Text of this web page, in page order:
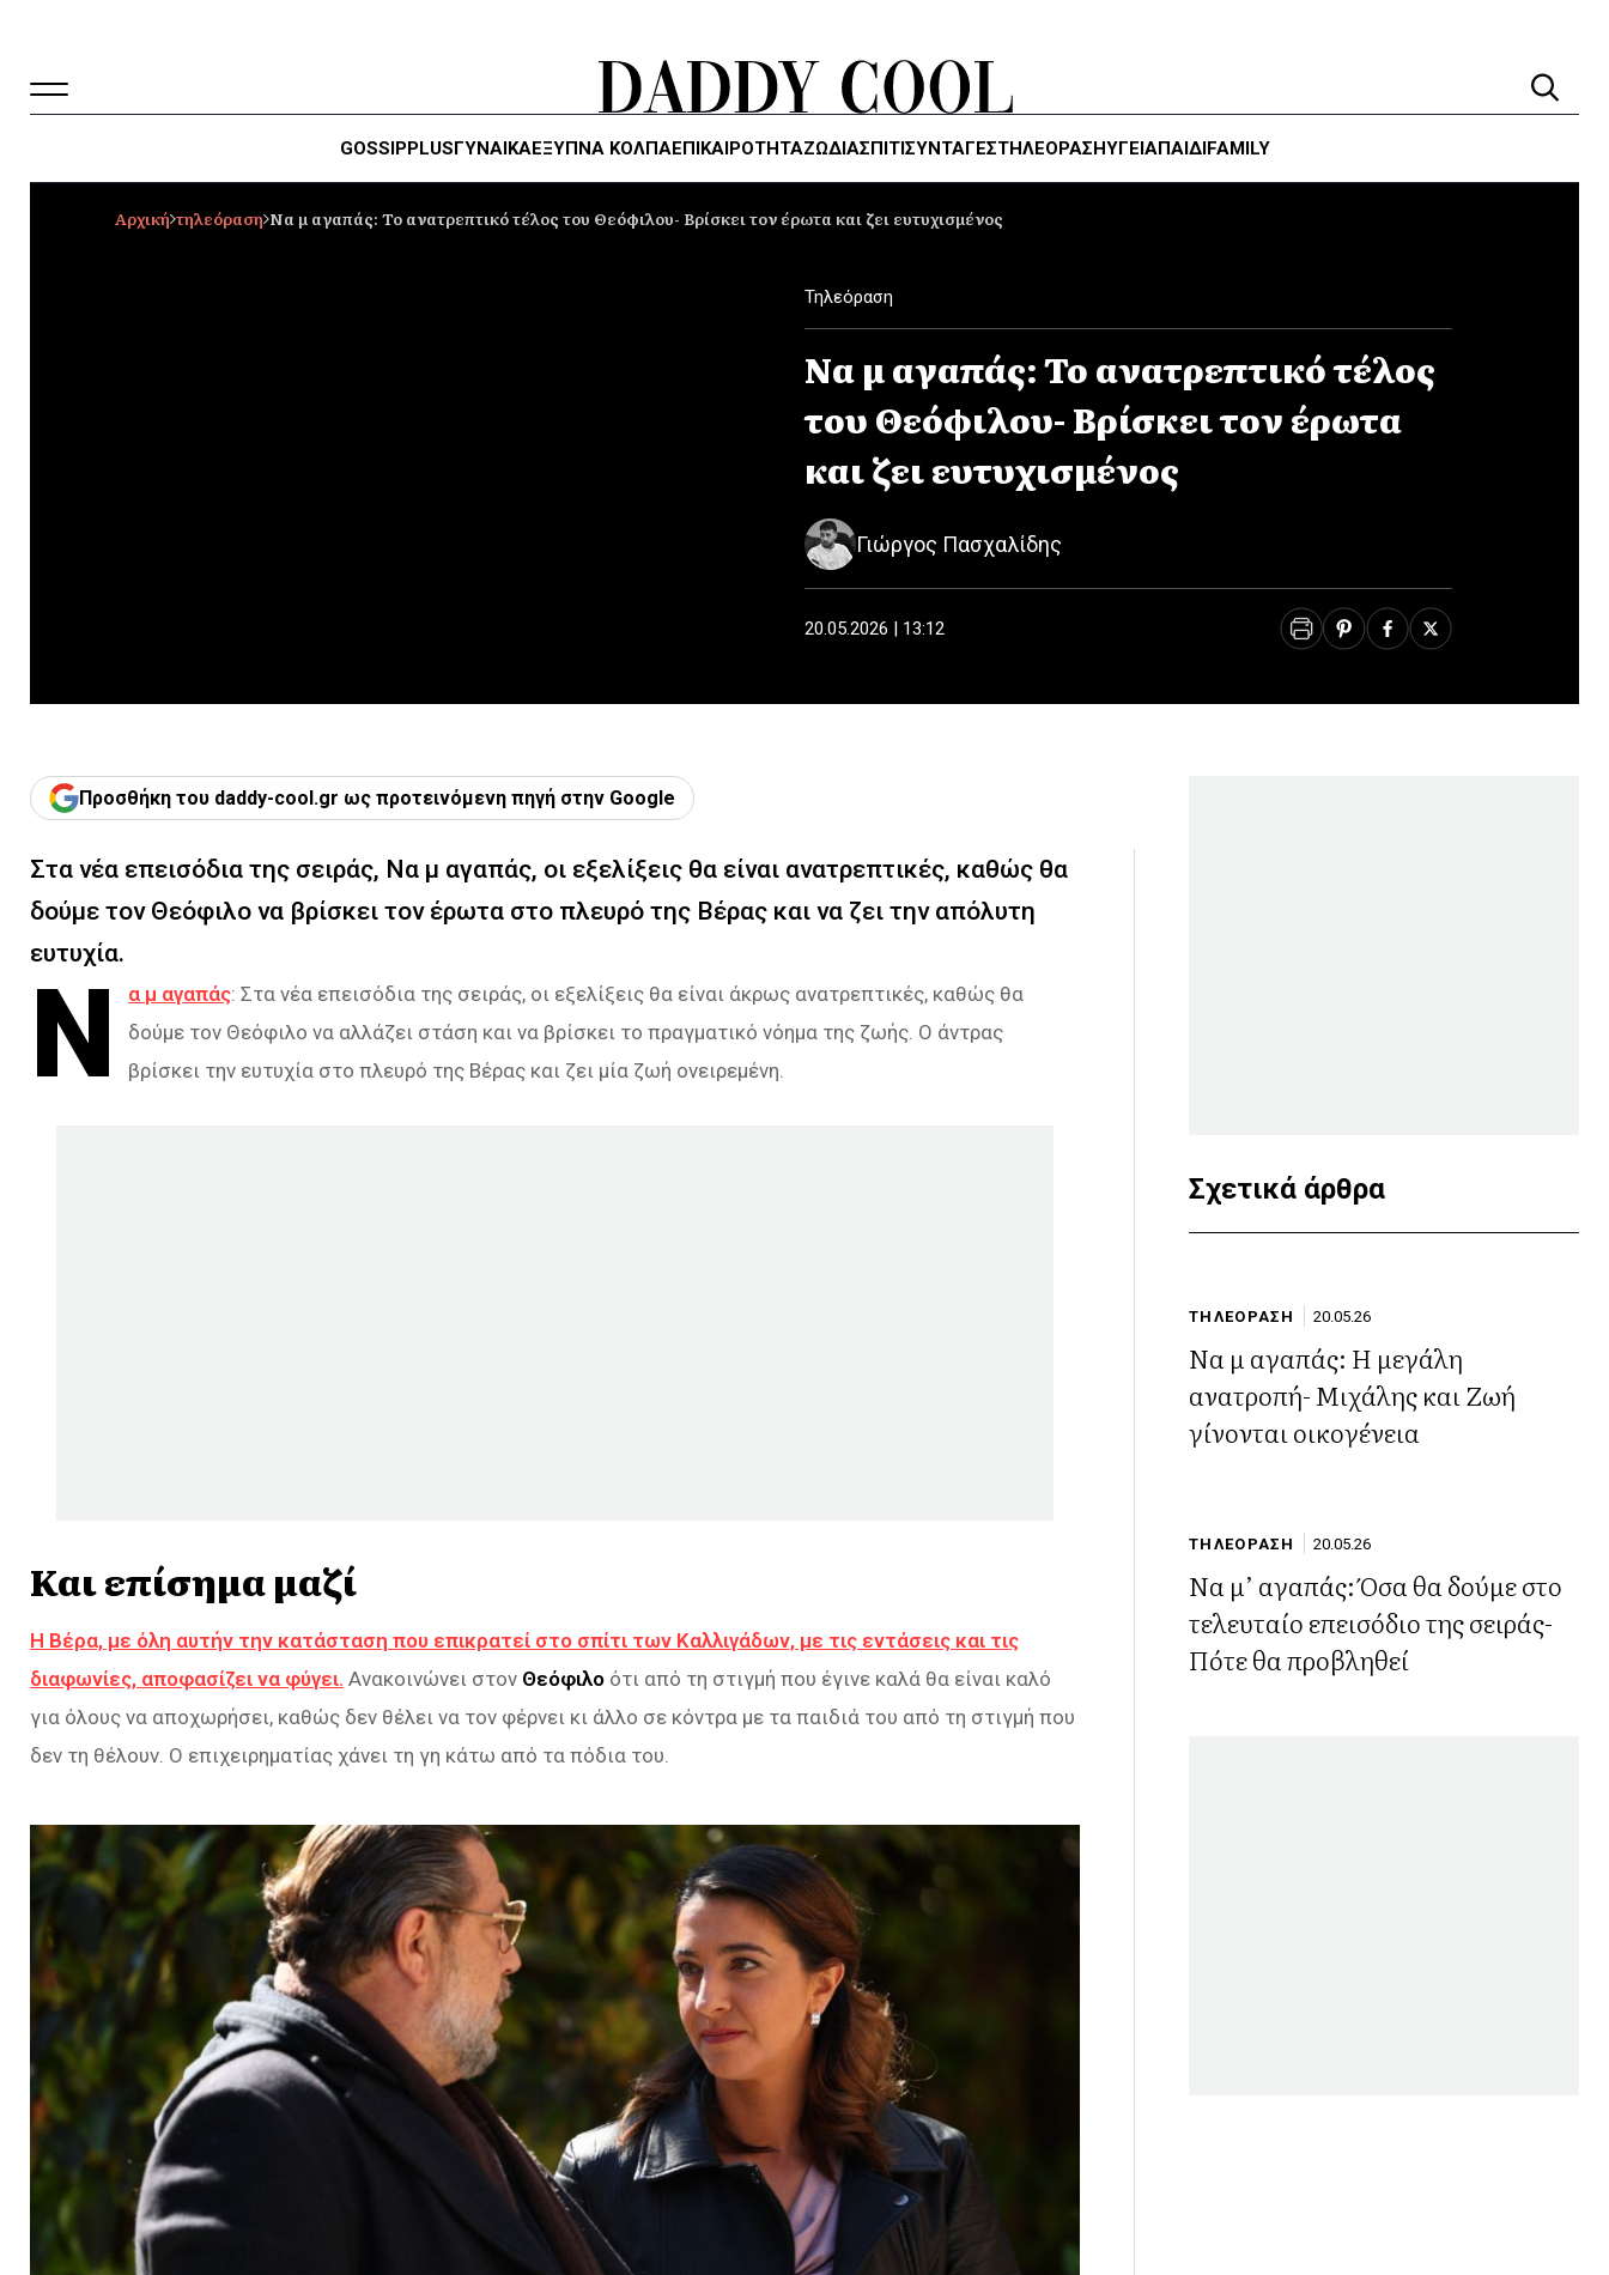
GOSSIPPLUSΓΥΝΑΙΚΑΈΞΥΠΝΑ ΚΌΛΠΑΕΠΙΚΑΙΡΟΤΗΤΑΖΏΔΙΑΣΠΙΤΙΣΥΝΤΑΓΕΣΤΗΛΕΌΡΑΣΗΥΓΕΊΑΠΑΙΔΙFAMILY
Αρχική τηλεόραση Να μ αγαπάς: Το ανατρεπτικό τέλος του Θεόφιλου- Βρίσκει τον έρωτα και ζει ευτυχισμένος
Τηλεόραση
Να μ αγαπάς: Το ανατρεπτικό τέλος
του Θεόφιλου- Βρίσκει τον έρωτα
και ζει ευτυχισμένος
Γιώργος Πασχαλίδης
20.05.2026 | 13:12
Προσθήκη του daddy-cool.gr ως προτεινόμενη πηγή στην Google
Στα νέα επεισόδια της σειράς, Να μ αγαπάς, οι εξελίξεις θα είναι ανατρεπτικές, καθώς θα
δούμε τον Θεόφιλο να βρίσκει τον έρωτα στο πλευρό της Βέρας και να ζει την απόλυτη
ευτυχία.
Ν α μ αγαπάς: Στα νέα επεισόδια της σειράς, οι εξελίξεις θα είναι άκρως ανατρεπτικές, καθώς θα
δούμε τον Θεόφιλο να αλλάζει στάση και να βρίσκει το πραγματικό νόημα της ζωής. Ο άντρας
βρίσκει την ευτυχία στο πλευρό της Βέρας και ζει μία ζωή ονειρεμένη.
Και επίσημα μαζί
Η Βέρα, με όλη αυτήν την κατάσταση που επικρατεί στο σπίτι των Καλλιγάδων, με τις εντάσεις και τις
διαφωνίες, αποφασίζει να φύγει. Ανακοινώνει στον Θεόφιλο ότι από τη στιγμή που έγινε καλά θα είναι καλό
για όλους να αποχωρήσει, καθώς δεν θέλει να τον φέρνει κι άλλο σε κόντρα με τα παιδιά του από τη στιγμή που
δεν τη θέλουν. Ο επιχειρηματίας χάνει τη γη κάτω από τα πόδια του.
Σχετικά άρθρα
ΤΗΛΕΟΡΑΣΗ 20.05.26
Να μ αγαπάς: Η μεγάλη
ανατροπή- Μιχάλης και Ζωή
γίνονται οικογένεια
ΤΗΛΕΟΡΑΣΗ 20.05.26
Να μ’ αγαπάς: Όσα θα δούμε στο
τελευταίο επεισόδιο της σειράς-
Πότε θα προβληθεί